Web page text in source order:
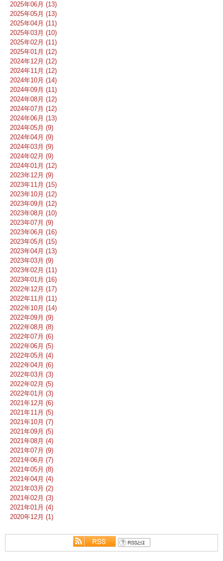
2025年06月 (13)
2025年05月 (13)
2025年04月 (11)
2025年03月 (10)
2025年02月 (11)
2025年01月 (12)
2024年12月 (12)
2024年11月 (12)
2024年10月 (14)
2024年09月 (11)
2024年08月 (12)
2024年07月 (12)
2024年06月 (13)
2024年05月 (9)
2024年04月 (9)
2024年03月 (9)
2024年02月 (9)
2024年01月 (12)
2023年12月 (9)
2023年11月 (15)
2023年10月 (12)
2023年09月 (12)
2023年08月 (10)
2023年07月 (9)
2023年06月 (16)
2023年05月 (15)
2023年04月 (13)
2023年03月 (9)
2023年02月 (11)
2023年01月 (16)
2022年12月 (17)
2022年11月 (11)
2022年10月 (14)
2022年09月 (9)
2022年08月 (8)
2022年07月 (6)
2022年06月 (5)
2022年05月 (4)
2022年04月 (6)
2022年03月 (3)
2022年02月 (5)
2022年01月 (3)
2021年12月 (6)
2021年11月 (5)
2021年10月 (7)
2021年09月 (5)
2021年08月 (4)
2021年07月 (9)
2021年06月 (7)
2021年05月 (8)
2021年04月 (4)
2021年03月 (2)
2021年02月 (3)
2021年01月 (4)
2020年12月 (1)